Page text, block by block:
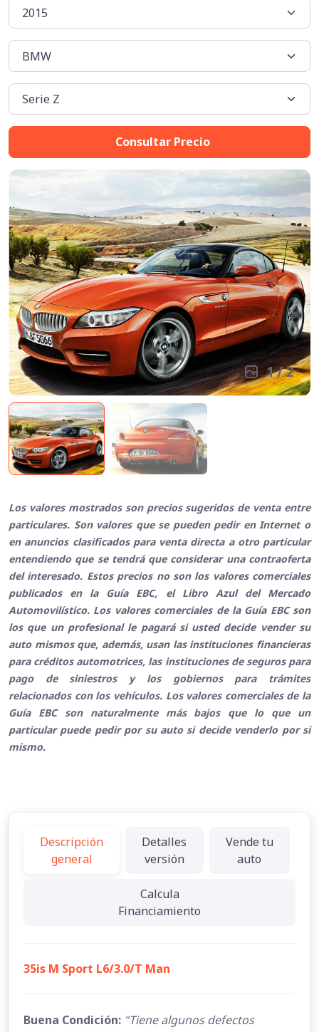
Consultar Precio
1/2
Los valores mostrados son precios sugeridos de venta entre
particulares. Son valores que se pueden pedir en Internet o
en anuncios clasificados para venta directa a otro particular
entendiendo que se tendrá que considerar una contraoferta
del interesado. Estos precios no son los valores comerciales
publicados en la Guía EBC, el Libro Azul del Mercado
Automovilístico. Los valores comerciales de la Guía EBC son
los que un profesional le pagará si usted decide vender su
auto mismos que, además, usan las instituciones financieras
para créditos automotrices, las instituciones de seguros para
pago de siniestros y los gobiernos para trámites
relacionados con los vehículos. Los valores comerciales de la
Guía EBC son naturalmente más bajos que lo que un
particular puede pedir por su auto si decide venderlo por si
mismo.
Descripción
general
Detalles
versión
Vende tu
auto
Calcula
Financiamiento
35is M Sport L6/3.0/T Man
Buena Condición: "Tiene algunos defectos